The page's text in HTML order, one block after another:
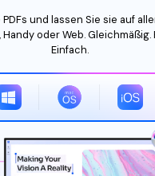
und lassen Sie sie auf
oder Web. Gleichmäßig.
Einfach.